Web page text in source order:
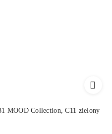
MOOD Collection, C11 zielony